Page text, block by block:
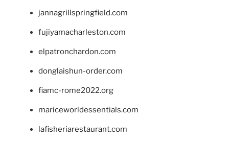
jannagrillspringfield.com
fujiyamacharleston.com
elpatronchardon.com
donglaishun-order.com
fiamc-rome2022.org
mariceworldessentials.com
lafisheriarestaurant.com